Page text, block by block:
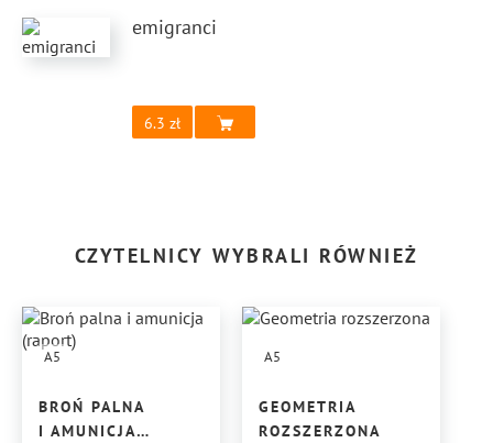
emigranci
6.3
CZYTELNICY WYBRALI RÓWNIEŻ
A5
BROŃ PALNA
I AMUNICJA
A5
GEOMETRIA
ROZSZERZONA